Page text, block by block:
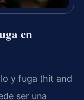
en
y fuga (hit and
ser una